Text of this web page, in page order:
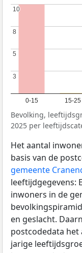
0-15 15-25
3
3
5
5
8
8
10
10
Bevolking,
2025 per
Het aantal
basis van de
gemeente
leeftijdgegevens:
inwoners in de
en geslacht.
postcodedata het
jarige